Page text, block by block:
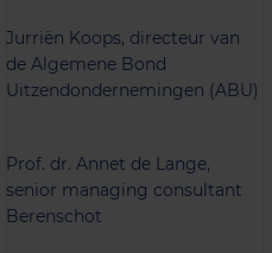
Jurriën Koops, directeur van
de Algemene Bond
Uitzendondernemingen (ABU)
Prof. dr. Annet de Lange,
senior managing consultant
Berenschot